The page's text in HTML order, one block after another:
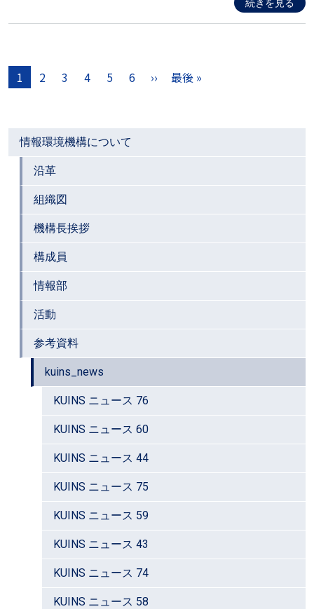
情報環境機構について
沿革
組織図
機構長挨拶
構成員
情報部
活動
参考資料
kuins_news
KUINS ニュース 76
KUINS ニュース 60
KUINS ニュース 44
KUINS ニュース 75
KUINS ニュース 59
KUINS ニュース 43
KUINS ニュース 74
KUINS ニュース 58
続きを見る
ページ送り
1 2 3 4 5 6 ››次ページ
最後 »最終ページ